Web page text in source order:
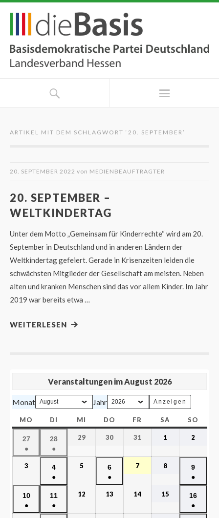
ARTIKEL MIT DEM SCHLAGWORT ‘ 20. SEPTEMBER ’
20. SEPTEMBER 2022 von MEDIENBEAUFTRAGTER
20. SEPTEMBER –
WELTKINDERTAG
Unter dem Motto „Gemeinsam für Kinderrechte“ wird am 20.
September in Deutschland und in anderen Ländern der
Weltkindertag gefeiert. Gerade in Krisenzeiten leiden die
schwächsten Mitglieder der Gesellschaft am meisten. Neben
alten und kranken Menschen sind das vor allem Kinder. Im Jahr
2019 war bereits etwa …
WEITERLESEN
Veranstaltungen im August 2026
Monat Jahr
MO DI MI DO FR SA SO
27
●
28
●
29 30 31 1 2
3
4
●
5
6
●
7 8
9
●
10
●
11
●
12 13 14 15
16
●